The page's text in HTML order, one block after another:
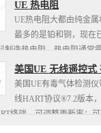
能可靠， 机械强...
UE 热电阻
UE热电阻大都由纯金
最多的是铂和铜，现在
制造热电阻。热电阻通常
计算机控制装置或者其它
在生产现场，与...
美国UE 无线遥控式
美国UE有毒气体检测
线HART协议®7.2版本
终端，可调整更新率；